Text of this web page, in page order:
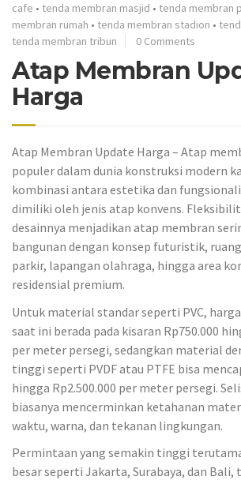
cafe • tenda membran masjid • tenda membran
membran rumah • tenda membran stadion •
tenda membran tribun
0 Comments
Atap Membran
Harga
Atap Membran Update Harga – Atap
populer dalam dunia konstruksi modern
kombinasi antara estetika dan
dimiliki oleh jenis atap konvens.
desainnya menjadikan atap membran
bangunan dengan konsep futuristik,
parkir, lapangan olahraga, hingga area
residensial premium.
Untuk material standar seperti PVC,
saat ini berada pada kisaran Rp750.000
per meter persegi, sedangkan material
tinggi seperti PVDF atau PTFE bisa
hingga Rp2.500.000 per meter persegi.
biasanya mencerminkan ketahanan
waktu, warna, dan tekanan lingkungan.
Permintaan yang semakin tinggi
besar seperti Jakarta, Surabaya, dan